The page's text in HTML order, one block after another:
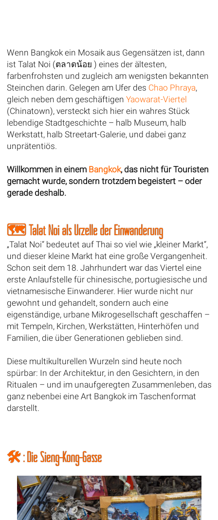
Wenn Bangkok ein Mosaik aus Gegensätzen ist, dann
ist Talat Noi (ตลาดน้อย ) eines der ältesten,
farbenfrohsten und zugleich am wenigsten bekannten
Steinchen darin. Gelegen am Ufer des Chao Phraya,
gleich neben dem geschäftigen Yaowarat-Viertel
(Chinatown), versteckt sich hier ein wahres Stück
lebendige Stadtgeschichte – halb Museum, halb
Werkstatt, halb Streetart-Galerie, und dabei ganz
unprätentiös.
Willkommen in einem Bangkok, das nicht für Touristen
gemacht wurde, sondern trotzdem begeistert – oder
gerade deshalb.
🗺️ Talat Noi als Urzelle der Einwanderung
„Talat Noi“ bedeutet auf Thai so viel wie „kleiner Markt“,
und dieser kleine Markt hat eine große Vergangenheit.
Schon seit dem 18. Jahrhundert war das Viertel eine
erste Anlaufstelle für chinesische, portugiesische und
vietnamesische Einwanderer. Hier wurde nicht nur
gewohnt und gehandelt, sondern auch eine
eigenständige, urbane Mikrogesellschaft geschaffen –
mit Tempeln, Kirchen, Werkstätten, Hinterhöfen und
Familien, die über Generationen geblieben sind.
Diese multikulturellen Wurzeln sind heute noch
spürbar: In der Architektur, in den Gesichtern, in den
Ritualen – und im unaufgeregten Zusammenleben, das
ganz nebenbei eine Art Bangkok im Taschenformat
darstellt.
🛠️ : Die Sieng-Kong-Gasse